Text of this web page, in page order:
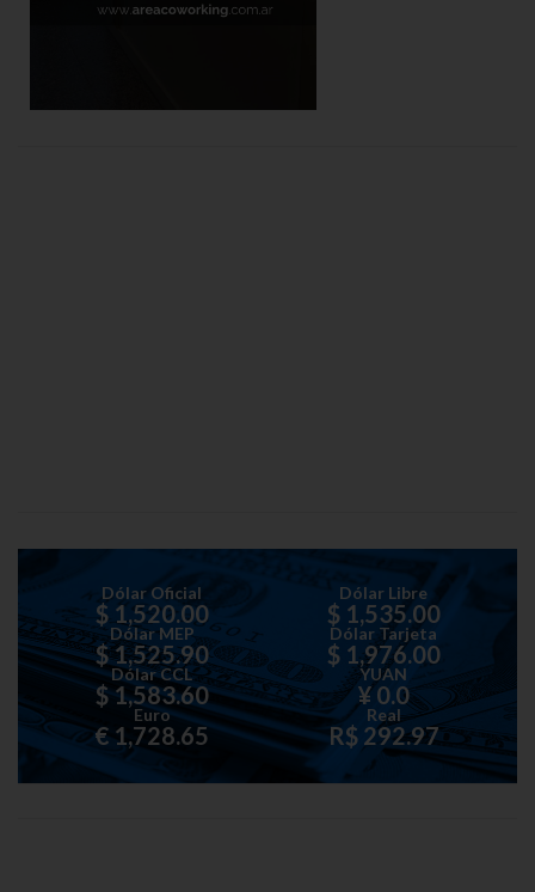
Dólar Oficial
$ 1,520.00
Dólar Libre
$ 1,535.00
Dólar MEP
$ 1,525.90
Dólar Tarjeta
$ 1,976.00
Dólar CCL
$ 1,583.60
YUAN
¥ 0.0
Euro
€ 1,728.65
Real
R$ 292.97